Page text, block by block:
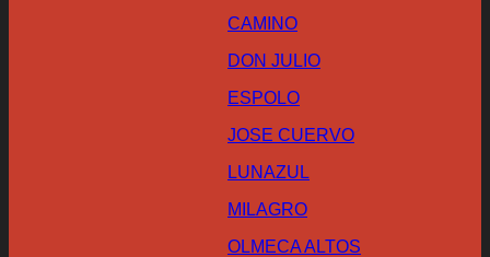
CAMINO
DON JULIO
ESPOLO
JOSE CUERVO
LUNAZUL
MILAGRO
OLMECA ALTOS